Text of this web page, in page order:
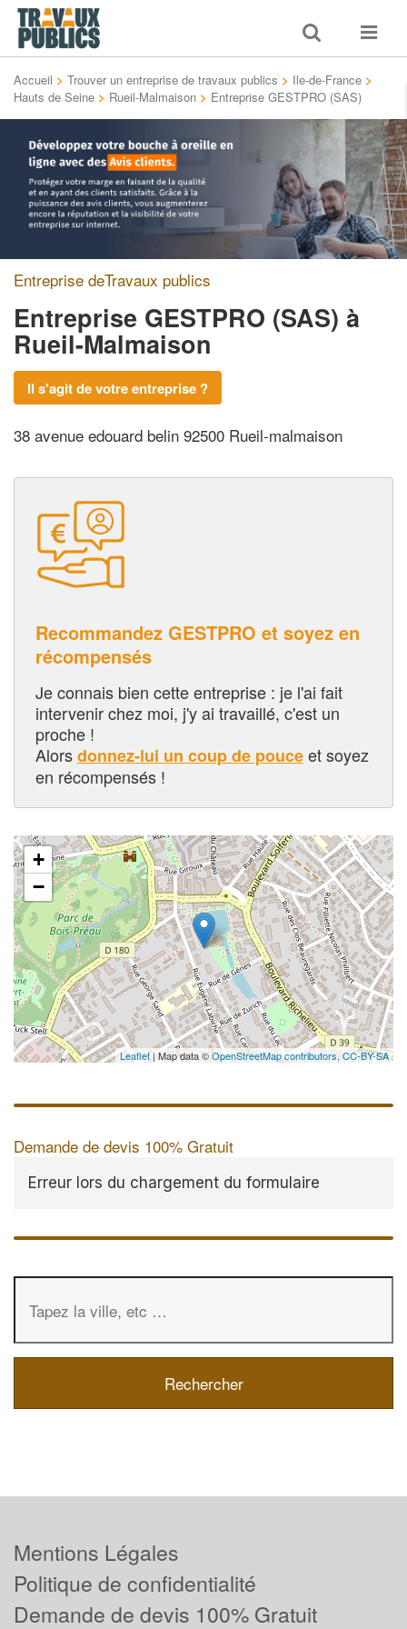
Toggle
search
Toggle
Accueil > Trouver un entreprise de travaux publics > Ile-de-France >
Hauts de Seine > Rueil-Malmaison > Entreprise GESTPRO (SAS)
Entreprise deTravaux publics
Entreprise GESTPRO (SAS) à
Rueil-Malmaison
Il s'agit de votre entreprise ?
38 avenue edouard belin 92500 Rueil-malmaison
Recommandez GESTPRO et soyez en
récompensés
Je connais bien cette entreprise : je l'ai fait
intervenir chez moi, j'y ai travaillé, c'est un
proche !
Alorsdonnez-lui un coup de pouceet soyez
en récompensés !
+
−
Leaflet| Map data ©OpenStreetMap contributors, CC-BY-SA
Demande de devis 100% Gratuit
Erreur lors du chargement du formulaire
Mentions Légales
Politique de confidentialité
Demande de devis 100% Gratuit